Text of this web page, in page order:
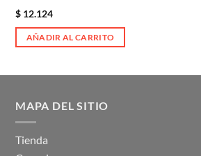
$12.124
AÑADIR AL CARRITO
MAPA DEL SITIO
Tienda